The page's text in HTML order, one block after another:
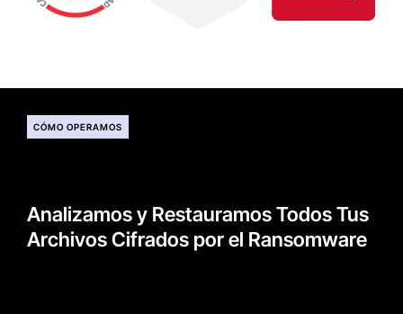
CÓMO OPERAMOS
Analizamos y Restauramos Todos Tus
Archivos Cifrados por el Ransomware